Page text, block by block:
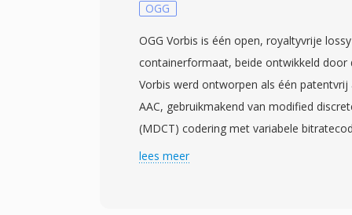
OGG
OGG Vorbis is één open, royaltyvrije
containerformaat, beide ontwikkeld door
Vorbis werd ontworpen als één
AAC, gebruikmakend van modified
(MDCT) codering met variabele
de signaalcomplexiteit aanpast. Blinde
lees meer